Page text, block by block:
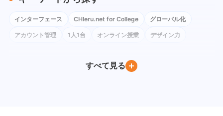
インターフェース CHIeru.net for College グローバル化
アカウント管理 1人1台 オンライン授業 デザイン力
iPad Google Workspace for Education
すべて見る